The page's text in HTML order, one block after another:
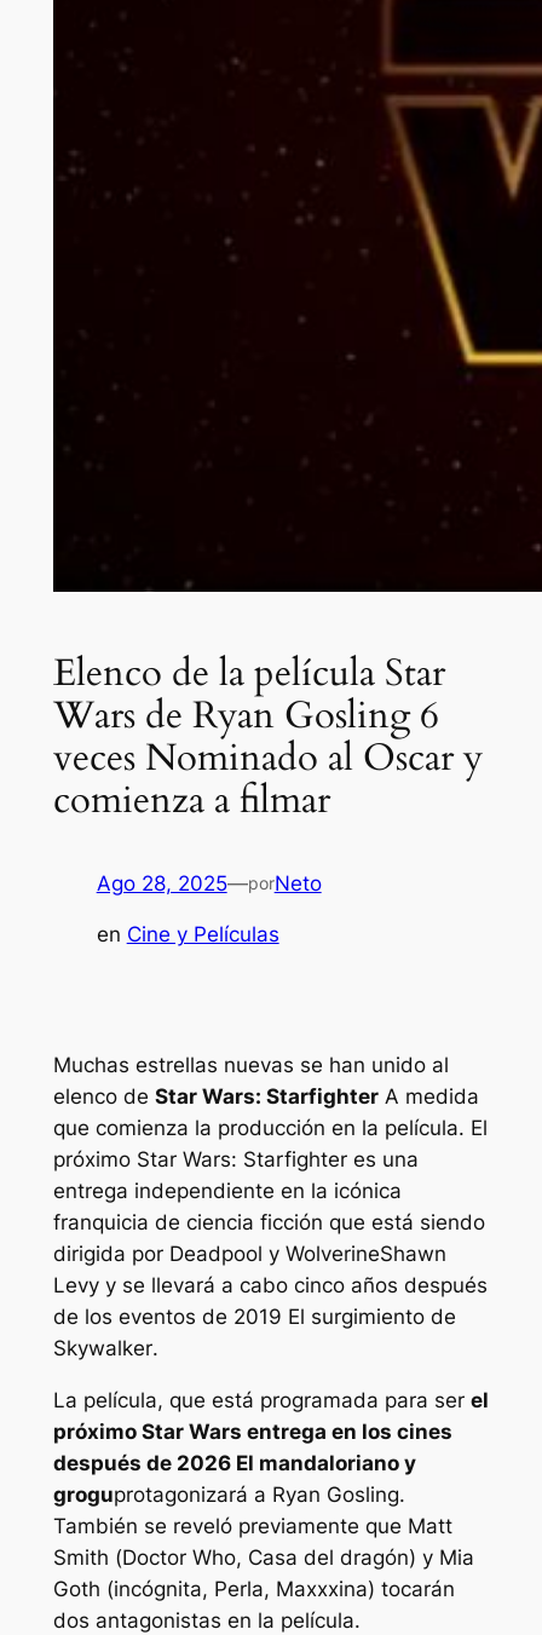
Elenco de la película Star
Wars de Ryan Gosling 6
veces Nominado al Oscar y
comienza a filmar
Ago 28, 2025—porNeto
en Cine y Películas
Muchas estrellas nuevas se han unido al
elenco de Star Wars: StarfighterA medida
que comienza la producción en la película. El
próximo Star Wars: Starfighteres una
entrega independiente en la icónica
franquicia de ciencia ficción que está siendo
dirigida por Deadpool y WolverineShawn
Levy y se llevará a cabo cinco años después
de los eventos de 2019 El surgimiento de
Skywalker.
La película, que está programada para ser el
próximo Star Wars entrega en los cines
después de 2026 El mandaloriano y
groguprotagonizará a Ryan Gosling.
También se reveló previamente que Matt
Smith (Doctor Who, Casa del dragón) y Mia
Goth (incógnita, Perla, Maxxxina) tocarán
dos antagonistas en la película.